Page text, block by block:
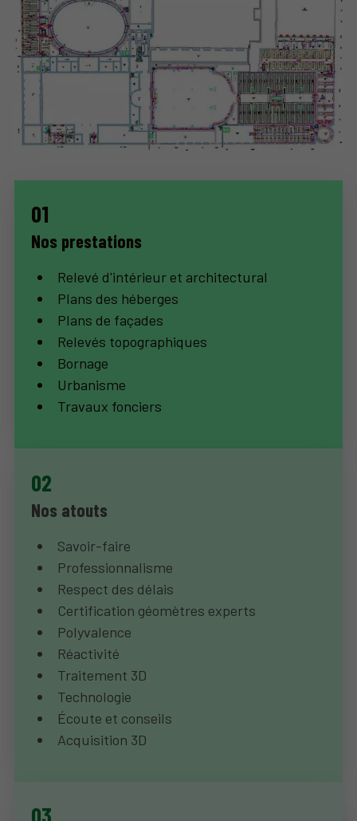
Nos prestations
Relevé d'intérieur et architectural
Plans des héberges
Plans de façades
Relevés topographiques
Bornage
Urbanisme
Travaux fonciers
Nos atouts
Savoir-faire
Professionnalisme
Respect des délais
Certification géomètres experts
Polyvalence
Réactivité
Traitement 3D
Technologie
Écoute et conseils
Acquisition 3D